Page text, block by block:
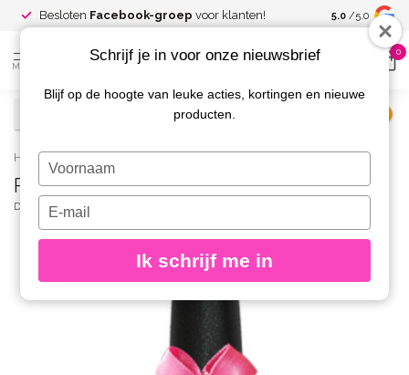
Besloten Facebook-groep voor klanten! Spaar voor
kortingen
5.0 /5.0
MENU
0
Home / Primer Ultrabond Hema Vrij 15 ml.
Primer Ultrabond Hema Vrij 15 ml.
DIVA
Schrijf je in voor onze nieuwsbrief
Blijf op de hoogte van leuke acties, kortingen en nieuwe
producten.
Typ
je
naam
Typ
je
e-
in
Ik schrijf me in